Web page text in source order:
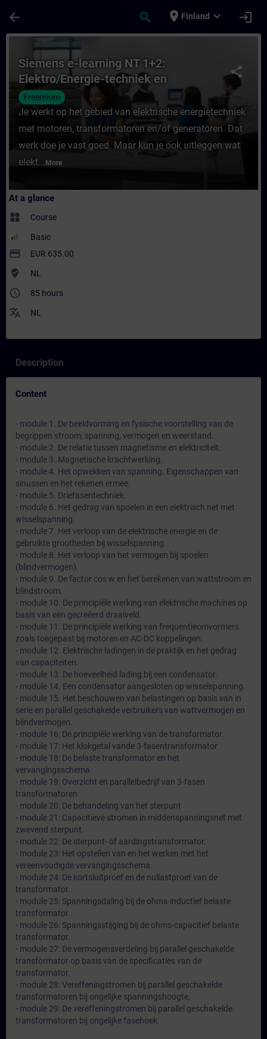
arrow_back search place Finland expand_more login
Course - Siemens e-learning NT 1+2:
share
Siemens e-learning NT 1+2:
Elektro/Energie-techniek en
Transformatoren
Freemium
Je werkt op het gebied van elektrische energietechniek
met motoren, transformatoren en/of generatoren. Dat
werk doe je vast goed. Maar kun je ook uitleggen wat
elekt... More
At a glance
widgets Course
Basic
payment EUR 635.00
where_to_vote NL
access_time 85 hours
translate NL
Description
Content
- module 1. De beeldvorming en fysische voorstelling van de
begrippen stroom, spanning, vermogen en weerstand.
- module 2. De relatie tussen magnetisme en elektriciteit.
- module 3. Magnetische krachtwerking.
- module 4. Het opwekken van spanning. Eigenschappen van
sinussen en het rekenen ermee.
- module 5. Driefasentechniek.
- module 6. Het gedrag van spoelen in een elektrisch net met
wisselspanning.
- module 7. Het verloop van de elektrische energie en de
gebruikte grootheden bij wisselspanning.
- module 8. Het verloop van het vermogen bij spoelen
(blindvermogen).
- module 9. De factor cos w en het berekenen van wattstroom en
blindstroom.
- module 10. De principiële werking van elektrische machines op
basis van een gecreëerd draaiveld.
- module 11. De principiële werking van frequentieomvormers
zoals toegepast bij motoren en AC-DC koppelingen.
- module 12. Elektrische ladingen in de praktijk en het gedrag
van capaciteiten.
- module 13. De hoeveelheid lading bij een condensator.
- module 14. Een condensator aangesloten op wisselspanning.
- module 15. Het beschouwen van belastingen op basis van in
serie en parallel geschakelde verbruikers van wattvermogen en
blindvermogen.
- module 16: De principiële werking van de transformator.
- module 17: Het klokgetal vande 3-fasentransformator
- module 18: De belaste transformator en het
vervangingsschema
- module 19: Overzicht en parallelbedrijf van 3-fasen
transformatoren
- module 20: De behandeling van het sterpunt
- module 21: Capacitieve stromen in middenspanningsnet met
zwevend sterpunt.
- module 22: De sterpunt- of aardingstransformator.
- module 23: Het opstellen van en het werken met het
vereenvoudigde vervangingsschema.
- module 24: De kortsluitproef en de nullastproef van de
transformator.
- module 25: Spanningsdaling bij de ohms-inductief belaste
transformator.
- module 26: Spanningsstijging bij de ohms-capacitief belaste
transformator.
- module 27: De vermogensverdeling bij parallel geschakelde
transformator op basis van de specificaties van de
transformator.
- module 28: Vereffeningstromen bij parallel geschakelde
transformatoren bij ongelijke spanningshoogte.
- module 29: De vereffeningstromen bij parallel geschakelde
transformatoren bij ongelijke fasehoek.